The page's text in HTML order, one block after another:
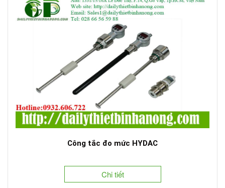
Công tắc đo mức HYDAC
Chi tiết